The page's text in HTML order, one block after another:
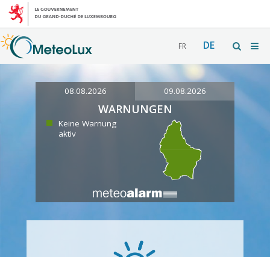
FR DE
08.08.2026 09.08.2026
WARNUNGEN
Keine Warnung
aktiv